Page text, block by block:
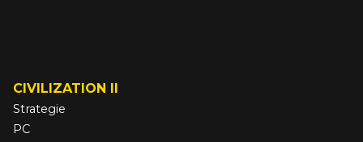
CIVILIZATION II
Strategie
PC